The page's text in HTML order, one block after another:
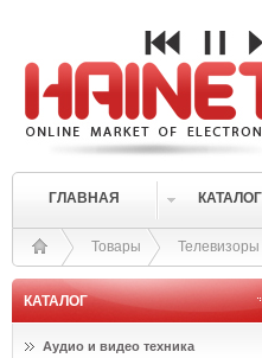
ГЛАВНАЯ КАТАЛОГ
Товары
КАТАЛОГ
Аудио и видео техника